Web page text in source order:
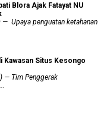
Blora Ajak Fatayat NU
Upaya penguatan ketahanan
Kawasan Situs Kesongo
— Tim Penggerak